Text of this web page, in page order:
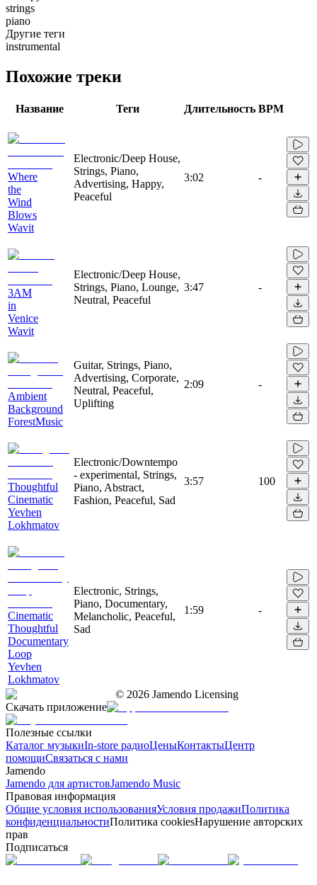
strings
piano
Другие теги
instrumental
Похожие треки
Название Теги Длительность BPM
Where
the
Wind
Blows
Wavit
Electronic/Deep House,
Strings, Piano,
Advertising, Happy,
Peaceful
3:02 -
3AM
in
Venice
Wavit
Electronic/Deep House,
Strings, Piano, Lounge,
Neutral, Peaceful
3:47 -
Ambient
Background
ForestMusic
Guitar, Strings, Piano,
Advertising, Corporate,
Neutral, Peaceful,
Uplifting
2:09 -
Thoughtful
Cinematic
Yevhen
Lokhmatov
Electronic/Downtempo
- experimental, Strings,
Piano, Abstract,
Fashion, Peaceful, Sad
3:57 100
Cinematic
Thoughtful
Documentary
Loop
Yevhen
Lokhmatov
Electronic, Strings,
Piano, Documentary,
Melancholic, Peaceful,
Sad
1:59 -
© 2026 Jamendo Licensing
Скачать приложение
Полезные ссылки
Каталог музыкиIn-store радиоЦеныКонтактыЦентр
помощиСвязаться с нами
Jamendo
Jamendo для артистовJamendo Music
Правовая информация
Общие условия использованияУсловия продажиПолитика
конфиденциальностиПолитика cookiesНарушение авторских
прав
Подписаться